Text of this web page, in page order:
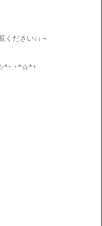
ください↓↓～